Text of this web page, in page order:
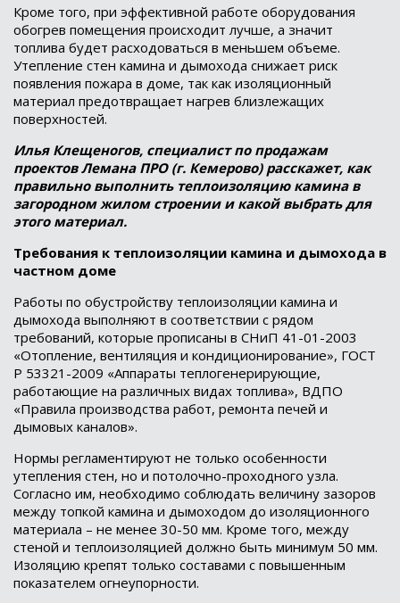
Кроме того, при эффективной работе оборудования
обогрев помещения происходит лучше, а значит
топлива будет расходоваться в меньшем объеме.
Утепление стен камина и дымохода снижает риск
появления пожара в доме, так как изоляционный
материал предотвращает нагрев близлежащих
поверхностей.
Илья Клещеногов, специалист по продажам
проектов Лемана ПРО (г. Кемерово) расскажет, как
правильно выполнить теплоизоляцию камина в
загородном жилом строении и какой выбрать для
этого материал.
Требования к теплоизоляции камина и дымохода в
частном доме
Работы по обустройству теплоизоляции камина и
дымохода выполняют в соответствии с рядом
требований, которые прописаны в СНиП 41-01-2003
«Отопление, вентиляция и кондиционирование», ГОСТ
Р 53321-2009 «Аппараты теплогенерирующие,
работающие на различных видах топлива», ВДПО
«Правила производства работ, ремонта печей и
дымовых каналов».
Нормы регламентируют не только особенности
утепления стен, но и потолочно-проходного узла.
Согласно им, необходимо соблюдать величину зазоров
между топкой камина и дымоходом до изоляционного
материала – не менее 30-50 мм. Кроме того, между
стеной и теплоизоляцией должно быть минимум 50 мм.
Изоляцию крепят только составами с повышенным
показателем огнеупорности.